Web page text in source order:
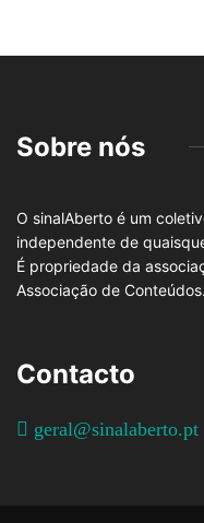
Sobre nós
O sinalAberto é um
independente de
É propriedade da
Associação de Conteúdos.
Contacto
geral@sinalaberto.pt